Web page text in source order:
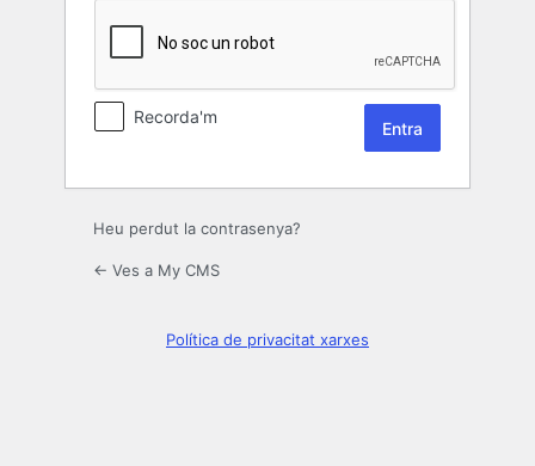
Recorda'm
Heu perdut la contrasenya?
← Ves a My CMS
Política de privacitat xarxes